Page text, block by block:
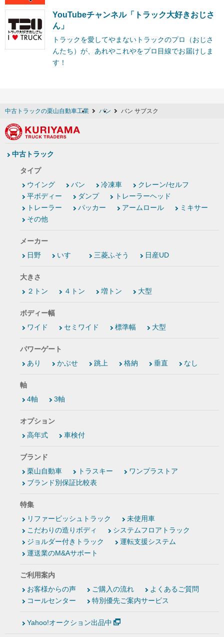
YouTubeチャンネル「トラック大好きおじさ
ん」
トラックを愛してやまないトラックのプロ（おじさ
んたち）が、あれやこれやをプロ目線でお届けしま
す！
中古トラックの栗山自動車工業 バン バン サブスク
中古トラック
タイプ
ウイング
バン 冷凍車
クレーン/セルフ
平ボディー
ダンプ
トレーラーヘッド
トレーラー
パッカー アームロール
ミキサー
その他
メーカー
日野
いすゞ 三菱ふそう 日産UD
大きさ
２トン
４トン 増トン 大型
ボディー幅
ワイド
セミワイド 標準幅 大型
パワーゲート
あり
かぶせ 跳上 格納 垂直 なし
軸
4軸
3軸
オプション
高年式
車検付
ブランド
栗山自動車
トラスキー
ワンプラストア
ブランド別保証比較表
特集
リファービッシュトラック
未使用車
こだわりの造りボディ
システムフロアトラック
ジョルダー付きトラック
運転支援システム
運送業のM&Aサポート
ご利用案内
お客様からの声
ご購入の流れ
よくあるご質問
コールセンター
特別優先ご案内サービス
Yahoo!オークション出品中